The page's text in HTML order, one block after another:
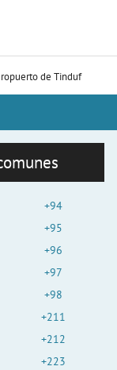
de Tinduf
+94
+95
+96
+97
+98
+211
+212
+223